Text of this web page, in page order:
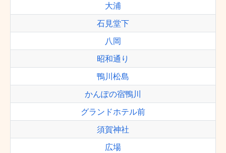
大浦
石見堂下
八岡
昭和通り
鴨川松島
かんぽの宿鴨川
グランドホテル前
須賀神社
広場